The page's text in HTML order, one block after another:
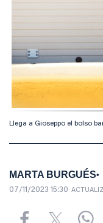
Llega a Gioseppo el bolso
MARTA BURGUÉS
07/11/2023 15:30